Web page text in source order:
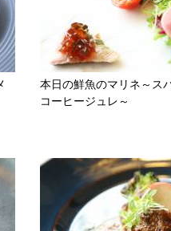
本日の鮮魚のマリネ～ス
コーヒージュレ～